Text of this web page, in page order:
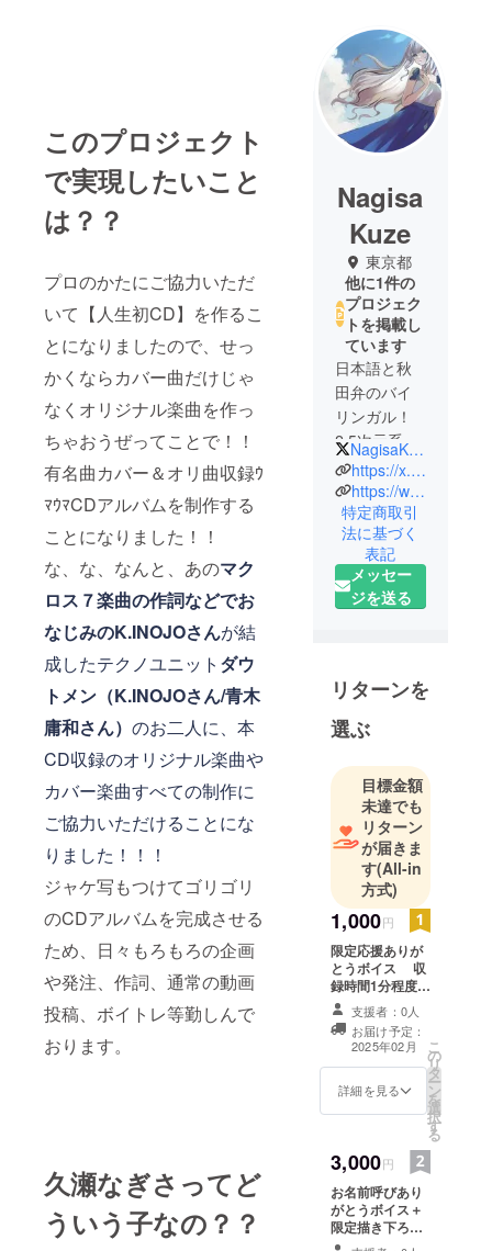
このプロジェクト
で実現したいこと
は？？
プロのかたにご協力いただ
いて【人生初CD】を作るこ
とになりましたので、せっ
かくならカバー曲だけじゃ
なくオリジナル楽曲を作っ
ちゃおうぜってことで！！
有名曲カバー＆オリ曲収録ｳ
ﾏｳﾏCDアルバムを制作する
ことになりました！！
な、な、なんと、あのマク
ロス７楽曲の作詞などでお
なじみのK.INOJOさんが結
成したテクノユニット ダウ
トメン（K.INOJOさん/青木
庸和さん） のお二人に、本
CD収録のオリジナル楽曲や
カバー楽曲すべての制作に
ご協力いただけることにな
りました！！！
ジャケ写もつけてゴリゴリ
のCDアルバムを完成させる
ため、日々もろもろの企画
や発注、作詞、通常の動画
投稿、ボイトレ等勤しんで
おります。
久瀬なぎさってど
ういう子なの？？
Nagisa
Kuze
東京都
他に1件の
プロジェク
トを掲載し
ています
日本語と秋
田弁のバイ
リンガル！
2.5次元系歌
い手で
す！！
NagisaKuze
https://x.com/NagisaKuze
https://www.youtube.com/@NagisaKuze
特定商取引
法に基づく
表記
メッセー
ジを送る
リターンを
選ぶ
目標金額
未達でも
リターン
が届きま
す(All-in
方式)
1,000円
限定応援ありが
とうボイス 収
録時間1分程度
mp3形式で提
供、メールに
ファイルを添付
しお送りしま
す。
支援者：0人
お届け予定：
2025年02月
詳細を見る
こ
の
リ
タ
ー
ン
を
選
択
す
る
3,000円
お名前呼びあり
がとうボイス＋
限定描き下ろし
アイコン ☆セッ